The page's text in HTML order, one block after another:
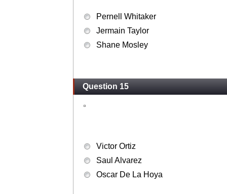
Pernell Whitaker
Jermain Taylor
Shane Mosley
Question 15
Victor Ortiz
Saul Alvarez
Oscar De La Hoya